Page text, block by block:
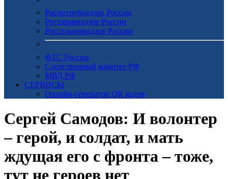
Роспотребнадзор России
Росздравнадзор России
Россельхознадзор России
ФТС России
Следственный комитет РФ
МВД РФ
СЕРВИСЫ
Онлайн-генератор QR кодов
Сергей Самодов: И волонтер
– герой, и солдат, и мать
ждущая его с фронта – тоже,
тут не героев нет